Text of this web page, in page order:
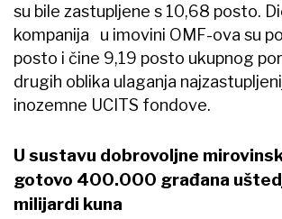
su bile zastupljene s 10,68 posto.
kompanija u imovini OMF-ova su
posto i čine 9,19 posto ukupnog
drugih oblika ulaganja
inozemne UCITS fondove.
U sustavu dobrovoljne
gotovo 400.000 građana
milijardi kuna